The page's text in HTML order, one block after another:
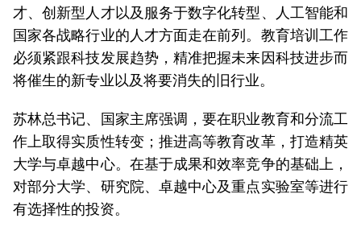
才、创新型人才以及服务于数字化转型、人工智能和
国家各战略行业的人才方面走在前列。教育培训工作
必须紧跟科技发展趋势，精准把握未来因科技进步而
将催生的新专业以及将要消失的旧行业。
苏林总书记、国家主席强调，要在职业教育和分流工
作上取得实质性转变；推进高等教育改革，打造精英
大学与卓越中心。在基于成果和效率竞争的基础上，
对部分大学、研究院、卓越中心及重点实验室等进行
有选择性的投资。